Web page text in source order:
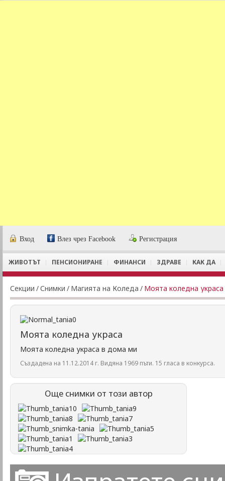
Вход Влез чрез Facebook Регистрация
ЖИВОТЪТ ПЕНСИОНИРАНЕ ФИНАНСИ ЗДРАВЕ КАК ДА
Секции /Снимки / Магията на Коледа / Моята коледна украса
Моята коледна украса
Моята коледна украса в дома ми
Създадена на 11.12.2014 г. Видяна 1969 пъти. 15 гласа в конкурса.
Още снимки от този автор